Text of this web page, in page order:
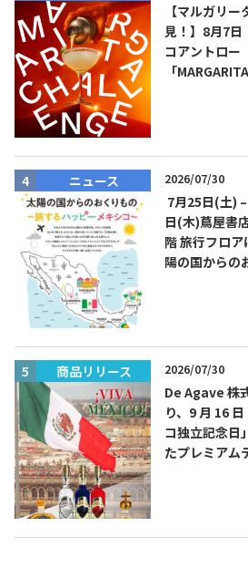
【マルガリー
見！】8月7日
コアントロー
「MARGARITA
無料！
ニュース 2026/07/30
7月25日(土)
日(木)蔦屋書
階 旅行フロ
陽の国からの
商品リリース 2026/07/30
De Agave 株
り、9 月 16
コ独立記念日
たプレミアム